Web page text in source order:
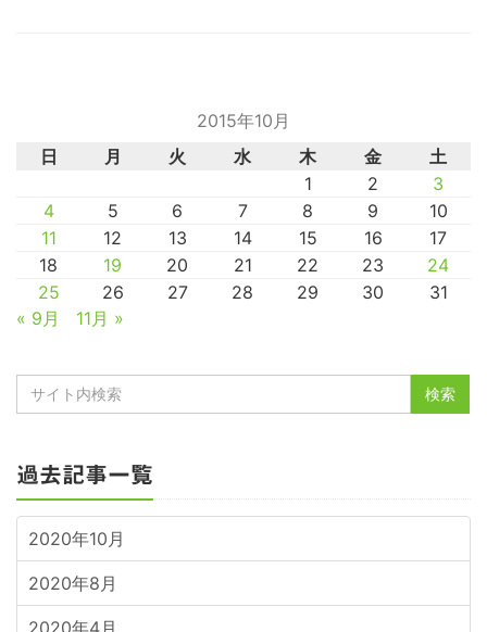
2015年10月
日
月 火 水 木 金
土
1
2
3
4
5 6 7 8 9
10
11
12 13 14 15 16
17
18
19 20 21 22 23
24
25
26 27 28 29 30
31
« 9月
11月 »
過去記事一覧
2020年10月
2020年8月
2020年4月